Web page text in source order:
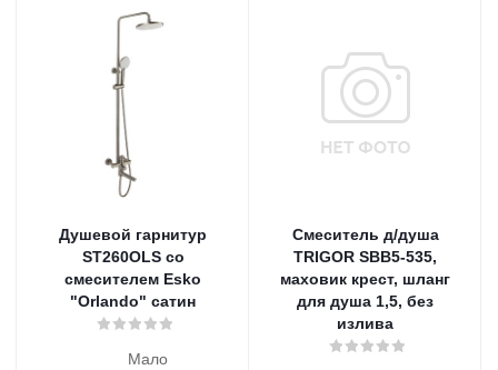
Душевой гарнитур
ST260OLS со
смесителем Esko
"Orlando" сатин
Мало
Смеситель д/душа
TRIGOR SBB5-535,
маховик крест, шланг
для душа 1,5, без
излива